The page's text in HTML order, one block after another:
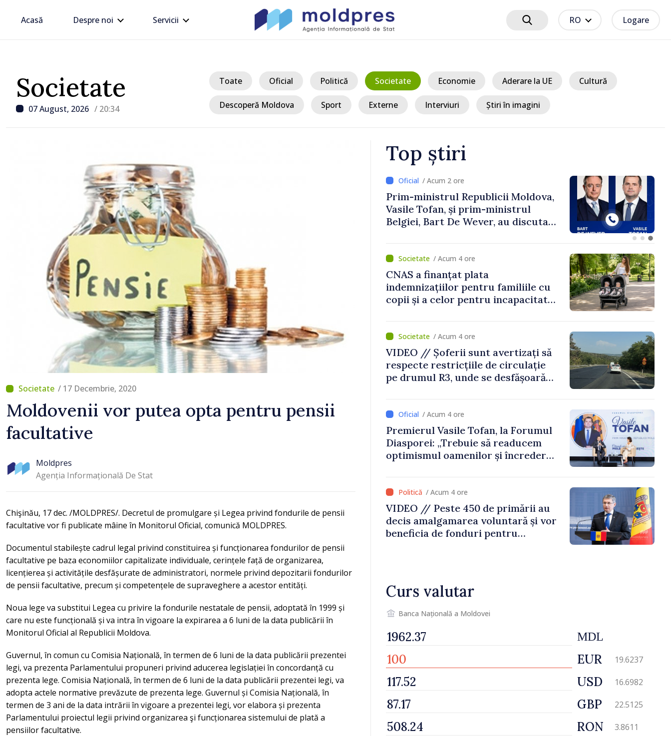
Acasă Despre noi Servicii RO Logare
Societate
07 August, 2026 / 20:34
Toate Oficial Politică Societate Economie Aderare la UE Cultură
Descoperă Moldova Sport Externe Interviuri Știri în imagini
/ 17 Decembrie, 2020
Moldovenii vor putea opta pentru pensii
facultative
Moldpres
Agenția Informațională De Stat
Chişinău, 17 dec. /MOLDPRES/. Decretul de promulgare și Legea privind fondurile de pensii
facultative vor fi publicate mâine în Monitorul Oficial, comunică MOLDPRES.
Documentul stabilește cadrul legal privind constituirea și funcționarea fondurilor de pensii
facultative pe baza economiilor capitalizate individuale, cerințele față de organizarea,
licențierea și activitățile desfășurate de administratori, normele privind depozitarii fondurilor
de pensii facultative, precum și competențele de supraveghere a acestor entități.
Noua lege va substitui Legea cu privire la fondurile nestatale de pensii, adoptată în 1999 și
care nu este funcțională și va intra în vigoare la expirarea a 6 luni de la data publicării în
Monitorul Oficial al Republicii Moldova.
Guvernul, în comun cu Comisia Națională, în termen de 6 luni de la data publicării prezentei
legi, va prezenta Parlamentului propuneri privind aducerea legislației în concordanță cu
prezenta lege. Comisia Națională, în termen de 6 luni de la data publicării prezentei legi, va
adopta actele normative prevăzute de prezenta lege. Guvernul și Comisia Națională, în
termen de 3 ani de la data intrării în vigoare a prezentei legi, vor elabora și prezenta
Parlamentului proiectul legii privind organizarea şi funcționarea sistemului de plată a
pensiilor facultative.
Top știri
despre parcursul european al
Republicii Moldova.
Perspectivele cooperării moldo-
turce, discutate de Prim-ministrul
Vasile Tofan și Ambasadorul Turciei,
Uygar Mustafa Sertel
/ Acum 4 ore
CNAS a finanțat plata
indemnizațiilor pentru familiile cu
copii și a celor pentru incapacitate
/ Acum 4 ore
VIDEO // Șoferii sunt avertizați să
respecte restricțiile de circulație
pe drumul R3, unde se desfășoară
/ Acum 4 ore
Premierul Vasile Tofan, la Forumul
Diasporei: „Trebuie să readucem
optimismul oamenilor și încrederea
/ Acum 4 ore
VIDEO // Peste 450 de primării au
decis amalgamarea voluntară și vor
beneficia de fonduri pentru
dezvolte”
Curs valutar
Banca Națională a Moldovei
MDL
EUR 19.6237
USD 16.6982
GBP 22.5125
RON 3.8611